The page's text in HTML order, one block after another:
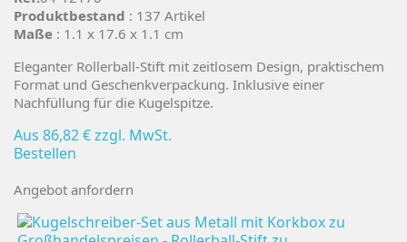
Produktbestand : 137 Artikel
Maße : 1.1 x 17.6 x 1.1 cm
Eleganter Rollerball-Stift mit zeitlosem Design, praktischem
Format und Geschenkverpackung. Inklusive einer
Nachfüllung für die Kugelspitze.
Aus 86,82 €zzgl. MwSt.
Bestellen
Angebot anfordern